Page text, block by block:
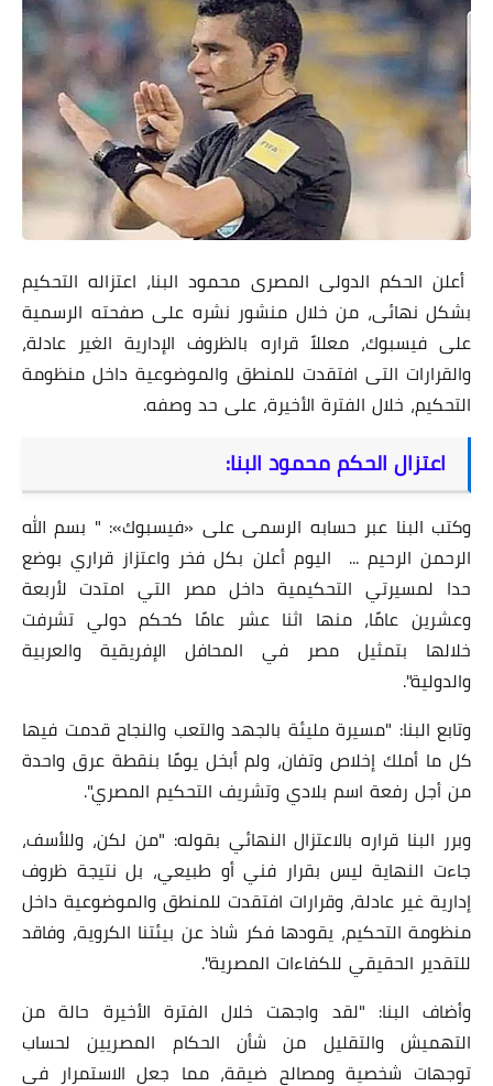
أعلن الحكم الدولى المصرى محمود البنا، اعتزاله التحكيم
بشكل نهائى، من خلال منشور نشره على صفحته الرسمية
على فيسبوك، معللاً قراره بالظروف الإدارية الغير عادلة،
والقرارات التى افتقدت للمنطق والموضوعية داخل منظومة
التحكيم، خلال الفترة الأخيرة، على حد وصفه.
اعتزال الحكم محمود البنا:
وكتب البنا عبر حسابه الرسمى على «فيسبوك»: " بسم الله
الرحمن الرحيم ... اليوم أعلن بكل فخر واعتزاز قراري بوضع
حدا لمسيرتي التحكيمية داخل مصر التي امتدت لأربعة
وعشرين عامًا، منها اثنا عشر عامًا كحكم دولي تشرفت
خلالها بتمثيل مصر في المحافل الإفريقية والعربية
والدولية".
وتابع البنا: "مسيرة مليئة بالجهد والتعب والنجاح قدمت فيها
كل ما أملك إخلاص وتفان، ولم أبخل يومًا بنقطة عرق واحدة
من أجل رفعة اسم بلادي وتشريف التحكيم المصري".
وبرر البنا قراره بالاعتزال النهائي بقوله: "من لكن، وللأسف،
جاءت النهاية ليس بقرار فني أو طبيعي، بل نتيجة ظروف
إدارية غير عادلة، وقرارات افتقدت للمنطق والموضوعية داخل
منظومة التحكيم، يقودها فكر شاذ عن بيئتنا الكروية، وفاقد
للتقدير الحقيقي للكفاءات المصرية".
وأضاف البنا: "لقد واجهت خلال الفترة الأخيرة حالة من
التهميش والتقليل من شأن الحكام المصريين لحساب
توجهات شخصية ومصالح ضيقة، مما جعل الاستمرار في